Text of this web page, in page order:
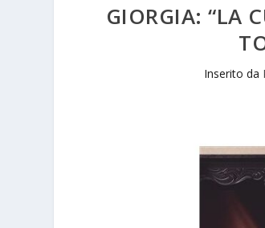
GIORGIA: “LA
Inserito da